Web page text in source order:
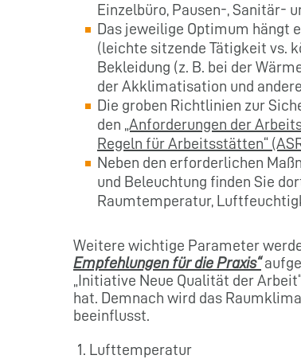
Einzelbüro, Pausen-, Sanitär-
Das jeweilige Optimum hängt
(leichte sitzende Tätigkeit vs.
Bekleidung (z. B. bei der
der Akklimatisation und
Die groben Richtlinien zur
den „Anforderungen der
Regeln für Arbeitsstätten“
Neben den erforderlichen
und Beleuchtung finden Sie
Raumtemperatur,
Weitere wichtige Parameter
Empfehlungen für die Praxis“
„Initiative Neue Qualität der
hat. Demnach wird das
beeinflusst.
Lufttemperatur